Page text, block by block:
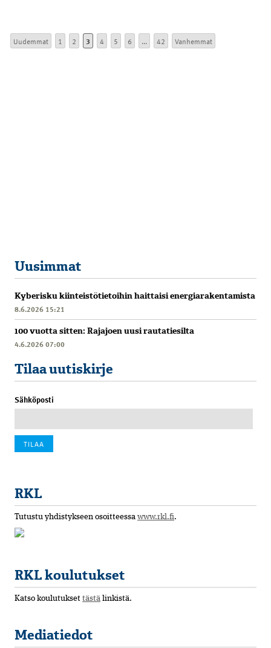
Uudemmat 1 2 3 4 5 6 ... 42 Vanhemmat
Uusimmat
Kyberisku kiinteistötietoihin haittaisi energiarakentamista
8.6.2026 15:21
100 vuotta sitten: Rajajoen uusi rautatiesilta
4.6.2026 07:00
Tilaa uutiskirje
Sähköposti
RKL
Tutustu yhdistykseen osoitteessa www.rkl.fi.
RKL koulutukset
Katso koulutukset tästä linkistä.
Mediatiedot